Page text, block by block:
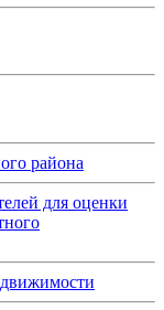
района
для оценки